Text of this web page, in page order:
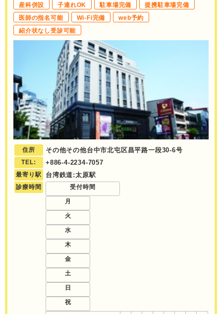
産科併設
子連れOK 駐車場完備
提携駐車場完備
医師の指名可能
Wi-Fi完備
web予約
紹介状なし受診可能
住所 その他その他台中市北屯区昌平路一段30-6号
TEL: +886-4-2234-7057
最寄り駅 台湾鉄道:太原駅
診療時間 受付時間
月
火
水
木
金
土
日
祝